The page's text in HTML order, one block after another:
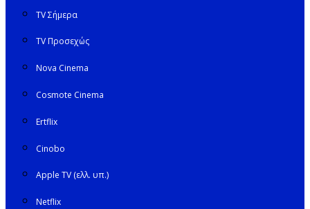
TV Σήμερα
TV Προσεχώς
Nova Cinema
Cosmote Cinema
Ertflix
Cinobo
Apple TV (ελλ. υπ.)
Netflix